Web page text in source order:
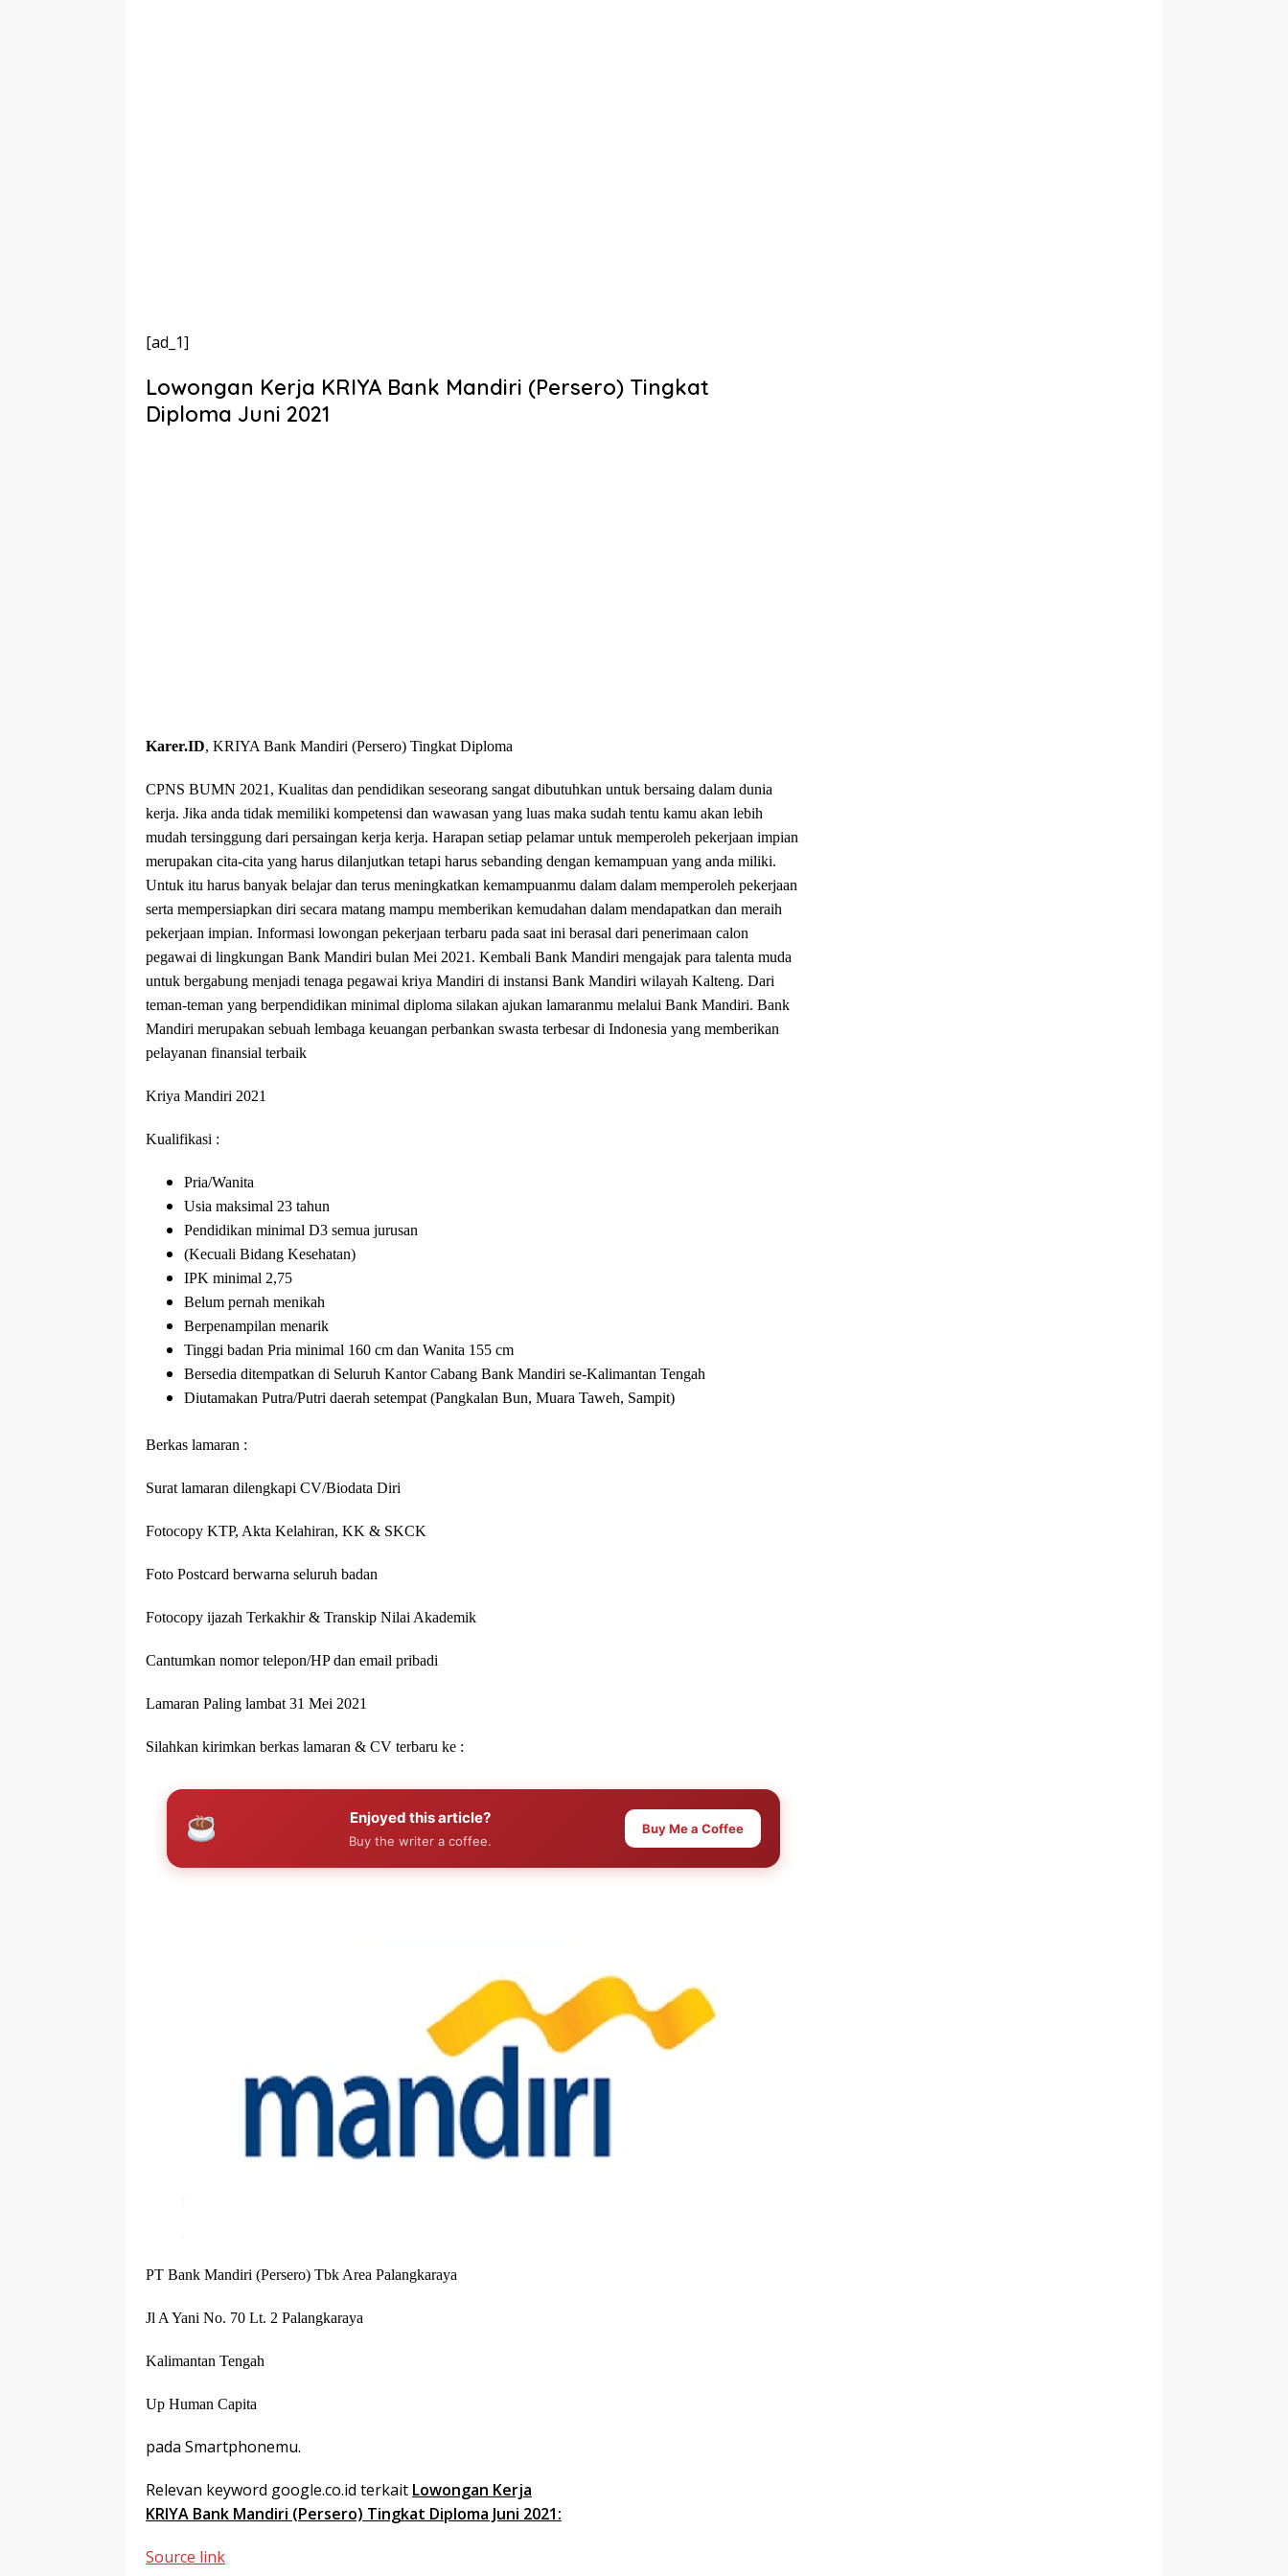
[ad_1]
Lowongan Kerja KRIYA Bank Mandiri (Persero) Tingkat
Diploma Juni 2021
Karer.ID, KRIYA Bank Mandiri (Persero) Tingkat Diploma
CPNS BUMN 2021, Kualitas dan pendidikan seseorang sangat dibutuhkan untuk bersaing dalam dunia
kerja. Jika anda tidak memiliki kompetensi dan wawasan yang luas maka sudah tentu kamu akan lebih
mudah tersinggung dari persaingan kerja kerja. Harapan setiap pelamar untuk memperoleh pekerjaan impian
merupakan cita-cita yang harus dilanjutkan tetapi harus sebanding dengan kemampuan yang anda miliki.
Untuk itu harus banyak belajar dan terus meningkatkan kemampuanmu dalam dalam memperoleh pekerjaan
serta mempersiapkan diri secara matang mampu memberikan kemudahan dalam mendapatkan dan meraih
pekerjaan impian. Informasi lowongan pekerjaan terbaru pada saat ini berasal dari penerimaan calon
pegawai di lingkungan Bank Mandiri bulan Mei 2021. Kembali Bank Mandiri mengajak para talenta muda
untuk bergabung menjadi tenaga pegawai kriya Mandiri di instansi Bank Mandiri wilayah Kalteng. Dari
teman-teman yang berpendidikan minimal diploma silakan ajukan lamaranmu melalui Bank Mandiri. Bank
Mandiri merupakan sebuah lembaga keuangan perbankan swasta terbesar di Indonesia yang memberikan
pelayanan finansial terbaik
Kriya Mandiri 2021
Kualifikasi :
Pria/Wanita
Usia maksimal 23 tahun
Pendidikan minimal D3 semua jurusan
(Kecuali Bidang Kesehatan)
IPK minimal 2,75
Belum pernah menikah
Berpenampilan menarik
Tinggi badan Pria minimal 160 cm dan Wanita 155 cm
Bersedia ditempatkan di Seluruh Kantor Cabang Bank Mandiri se-Kalimantan Tengah
Diutamakan Putra/Putri daerah setempat (Pangkalan Bun, Muara Taweh, Sampit)
Berkas lamaran :
Surat lamaran dilengkapi CV/Biodata Diri
Fotocopy KTP, Akta Kelahiran, KK & SKCK
Foto Postcard berwarna seluruh badan
Fotocopy ijazah Terkakhir & Transkip Nilai Akademik
Cantumkan nomor telepon/HP dan email pribadi
Lamaran Paling lambat 31 Mei 2021
Silahkan kirimkan berkas lamaran & CV terbaru ke :
Enjoyed this article?
Buy the writer a coffee.
Buy Me a Coffee
PT Bank Mandiri (Persero) Tbk Area Palangkaraya
Jl A Yani No. 70 Lt. 2 Palangkaraya
Kalimantan Tengah
Up Human Capita
pada Smartphonemu.
Relevan keyword google.co.id terkait Lowongan Kerja
KRIYA Bank Mandiri (Persero) Tingkat Diploma Juni 2021:
Source link